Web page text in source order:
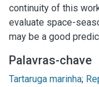
continuity of this
evaluate space-
may be a good
Palavras-chave
Tartaruga marinha;